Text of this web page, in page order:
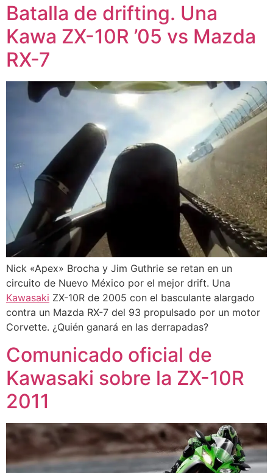
Batalla de drifting. Una
Kawa ZX-10R ’05 vs Mazda
RX-7
Nick «Apex» Brocha y Jim Guthrie se retan en un
circuito de Nuevo México por el mejor drift. Una
Kawasaki ZX-10R de 2005 con el basculante alargado
contra un Mazda RX-7 del 93 propulsado por un motor
Corvette. ¿Quién ganará en las derrapadas?
Comunicado oficial de
Kawasaki sobre la ZX-10R
2011